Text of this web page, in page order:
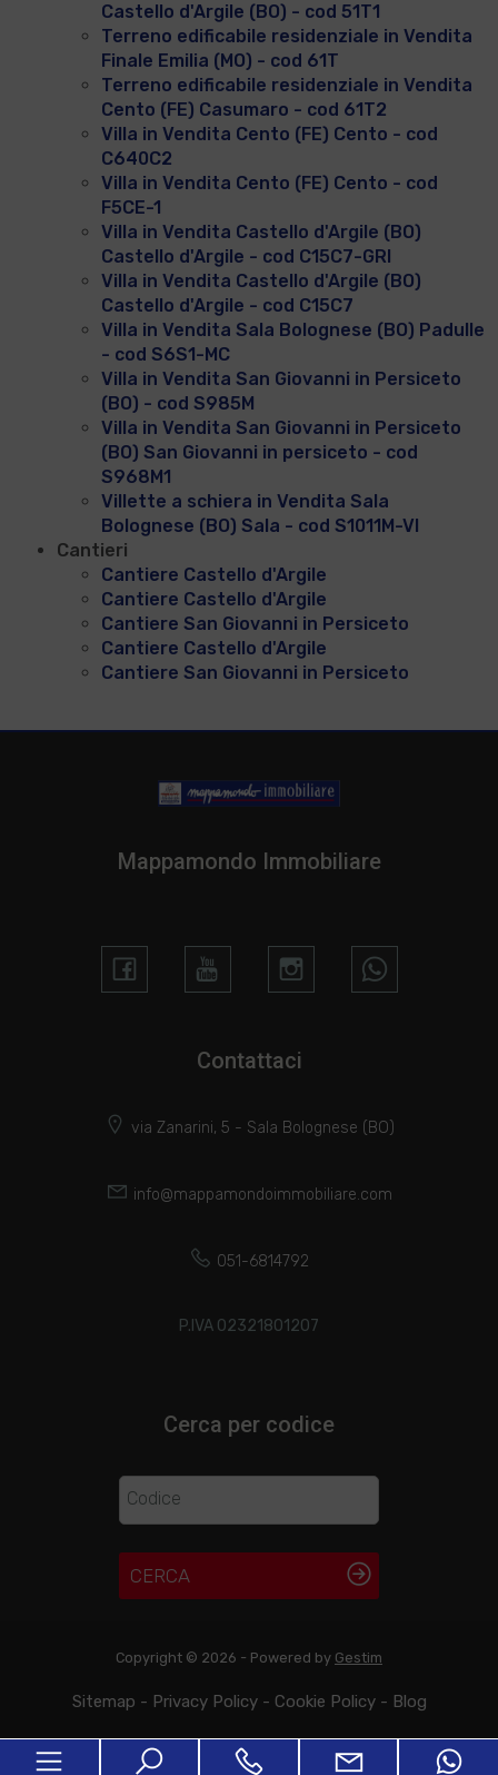
Castello d'Argile (BO) - cod 51T1
Terreno edificabile residenziale in Vendita
Finale Emilia (MO) - cod 61T
Terreno edificabile residenziale in Vendita
Cento (FE) Casumaro - cod 61T2
Villa in Vendita Cento (FE) Cento - cod
C640C2
Villa in Vendita Cento (FE) Cento - cod
F5CE-1
Villa in Vendita Castello d'Argile (BO)
Castello d'Argile - cod C15C7-GRI
Villa in Vendita Castello d'Argile (BO)
Castello d'Argile - cod C15C7
Villa in Vendita Sala Bolognese (BO) Padulle
- cod S6S1-MC
Villa in Vendita San Giovanni in Persiceto
(BO) - cod S985M
Villa in Vendita San Giovanni in Persiceto
(BO) San Giovanni in persiceto - cod
S968M1
Villette a schiera in Vendita Sala
Bolognese (BO) Sala - cod S1011M-VI
Cantieri
Cantiere Castello d'Argile
Cantiere Castello d'Argile
Cantiere San Giovanni in Persiceto
Cantiere Castello d'Argile
Cantiere San Giovanni in Persiceto
Mappamondo Immobiliare
Contattaci
via Zanarini, 5 - Sala Bolognese (BO)
info@mappamondoimmobiliare.com
051-6814792
P.IVA 02321801207
Cerca per codice
CERCA
Copyright © 2026 - Powered by Gestim
Sitemap - Privacy Policy- Cookie Policy- Blog